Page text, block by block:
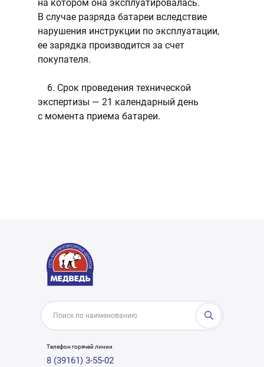
на котором она эксплуатировалась.
В случае разряда батареи вследствие
нарушения инструкции по эксплуатации,
ее зарядка производится за счет
покупателя.
6. Срок проведения технической
экспертизы — 21 календарный день
с момента приема батареи.
Телефон горячей линии
8 (39161) 3-55-02